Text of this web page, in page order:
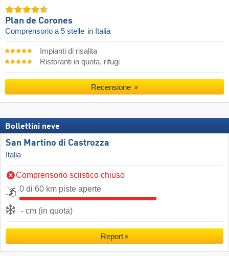
Plan de Corones
Comprensorio a 5 stelle in Italia
Impianti di risalita
Ristoranti in quota, rifugi
Recensione
Bollettini neve
San Martino di Castrozza
Italia
Comprensorio sciistico chiuso
0 di 60 km piste aperte
- cm (in quota)
Report